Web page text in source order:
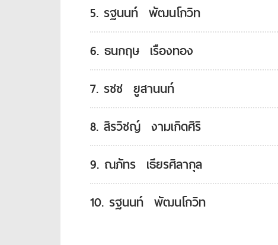
5. รฐนนท์ พัฒนโกวิท
6. ธนกฤษ เรืองทอง
7. รชช ยูสานนท์
8. สิรวิชญ์ งามเกิดศิริ
9. ณภัทร เธียรศิลากุล
10. รฐนนท์ พัฒนโกวิท